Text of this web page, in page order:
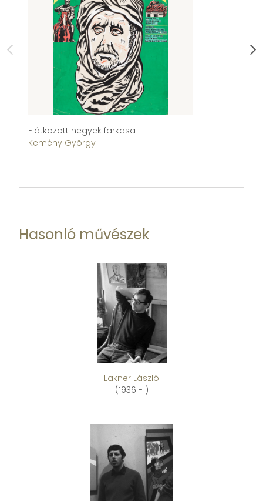
Elátkozott hegyek farkasa
Kemény György
Hasonló művészek
Lakner László
(1936 - )